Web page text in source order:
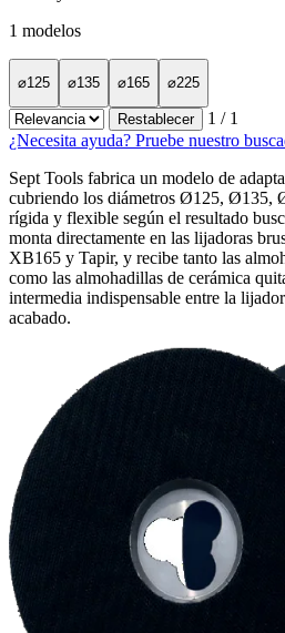
1 modelos
⌀125 ⌀135 ⌀165 ⌀225
Restablecer 1 / 1
¿Necesita ayuda? Pruebe nuestro
Sept Tools fabrica un modelo de
cubriendo los diámetros Ø125, Ø135,
rígida y flexible según el resultado
monta directamente en las lijadoras
XB165 y Tapir, y recibe tanto las
como las almohadillas de cerámica
intermedia indispensable entre la
acabado.